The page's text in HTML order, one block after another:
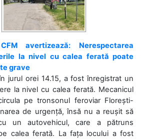
CFM avertizează: Nerespectarea
la nivel cu calea ferată poate
grave
jurul orei 14.15, a fost înregistrat un
la nivel cu calea ferată. Mecanicul
pe tronsonul feroviar Florești-
de urgență, însă nu a reușit să
un autovehicul, care a pătruns
calea ferată. La fața locului a fost